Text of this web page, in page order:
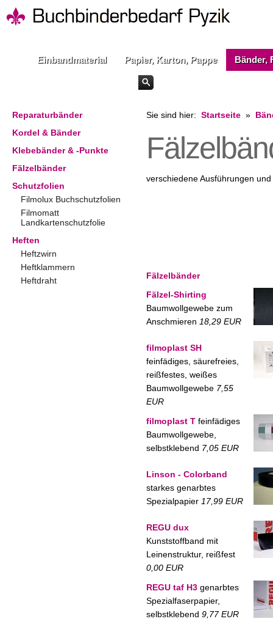
Einbandmaterial Papier, Karton, Pappe Bänder,
Reparaturbänder
Kordel & Bänder
Klebebänder & -Punkte
Fälzelbänder
Schutzfolien
Filmolux Buchschutzfolien
Filmomatt
Landkartenschutzfolie
Heften
Heftzwirn
Heftklammern
Heftdraht
Sie sind hier: Startseite »
verschiedene Ausführungen
Fälzelbänder
Fälzel-Shirting
Baumwollgewebe zum
Anschmieren 18,29 EUR
filmoplast SH
feinfädiges, säurefreies,
reißfestes, weißes
Baumwollgewebe 7,55
EUR
filmoplast T feinfädiges
Baumwollgewebe,
selbstklebend 7,05 EUR
Linson - Colorband
starkes genarbtes
Spezialpapier 17,99 EUR
REGU dux
Kunststoffband mit
Leinenstruktur, reißfest
0,00 EUR
REGU taf H3 genarbtes
Spezialfaserpapier,
selbstklebend 9,77 EUR